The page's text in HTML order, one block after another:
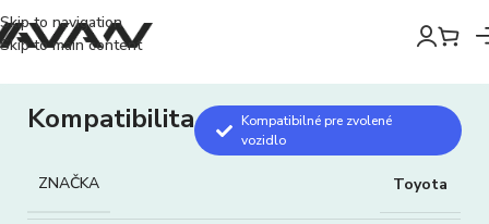
Skip to navigation
Skip to main content
Kompatibilita
Kompatibilné pre zvolené
vozidlo
ZNAČKA Toyota